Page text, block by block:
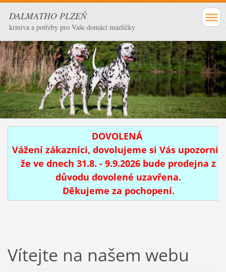
DALMATHO PLZEŇ
krmiva a potřeby pro Vaše domácí mazlíčky
DOVOLENÁ
Vážení zákazníci, dovolujeme si Vás upozornit,
že ve dnech 31.8. - 9.9.2026 bude prodejna z
důvodu dovolené uzavřena.
Děkujeme za pochopení.
Vítejte na našem webu